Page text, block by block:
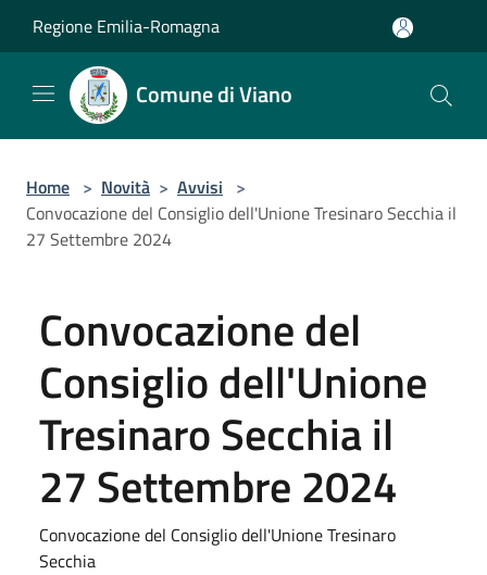
Regione Emilia-Romagna
Comune di Viano
Home > Novità > Avvisi >
Convocazione del Consiglio dell'Unione Tresinaro Secchia il
27 Settembre 2024
Convocazione del
Consiglio dell'Unione
Tresinaro Secchia il
27 Settembre 2024
Convocazione del Consiglio dell'Unione Tresinaro
Secchia